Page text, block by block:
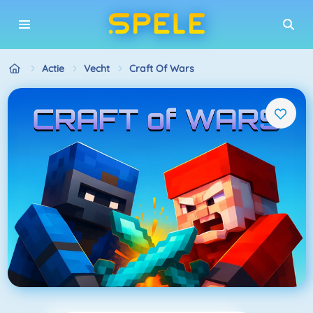
Actie Vecht Craft Of Wars